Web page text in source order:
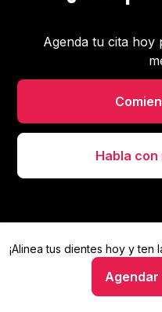
Agenda tu cita hoy
Habla
¡Alinea tus dientes hoy yten
Agendar
Alinea tus dientes hoy
Hablar